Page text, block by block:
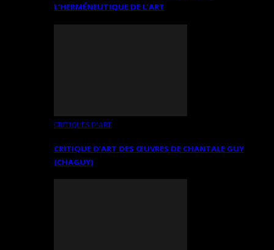
L’HERMÉNEUTIQUE DE L’ART
CRITIQUES D’ART
CRITIQUE D’ART DES ŒUVRES DE CHANTALE GUY
(CHAGUY)